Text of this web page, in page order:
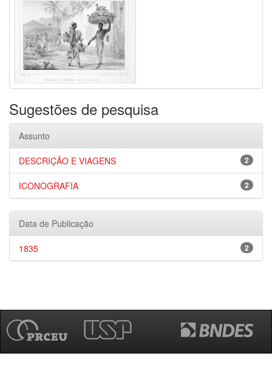
Sugestões de pesquisa
Assunto
2
DESCRIÇÃO E VIAGENS
2
ICONOGRAFIA
Data de Publicação
2
1835